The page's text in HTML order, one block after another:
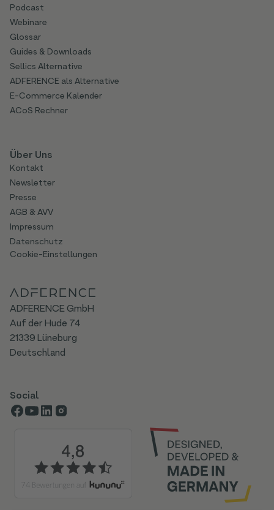
ADFERENCE GmbH
Auf der Hude 74
21339 Lüneburg
Deutschland
Podcast
Webinare
Glossar
Guides & Downloads
Sellics Alternative
ADFERENCE als Alternative
E-Commerce Kalender
ACoS Rechner
Über Uns
Kontakt
Newsletter
Presse
AGB & AVV
Impressum
Datenschutz
Cookie-Einstellungen
Social